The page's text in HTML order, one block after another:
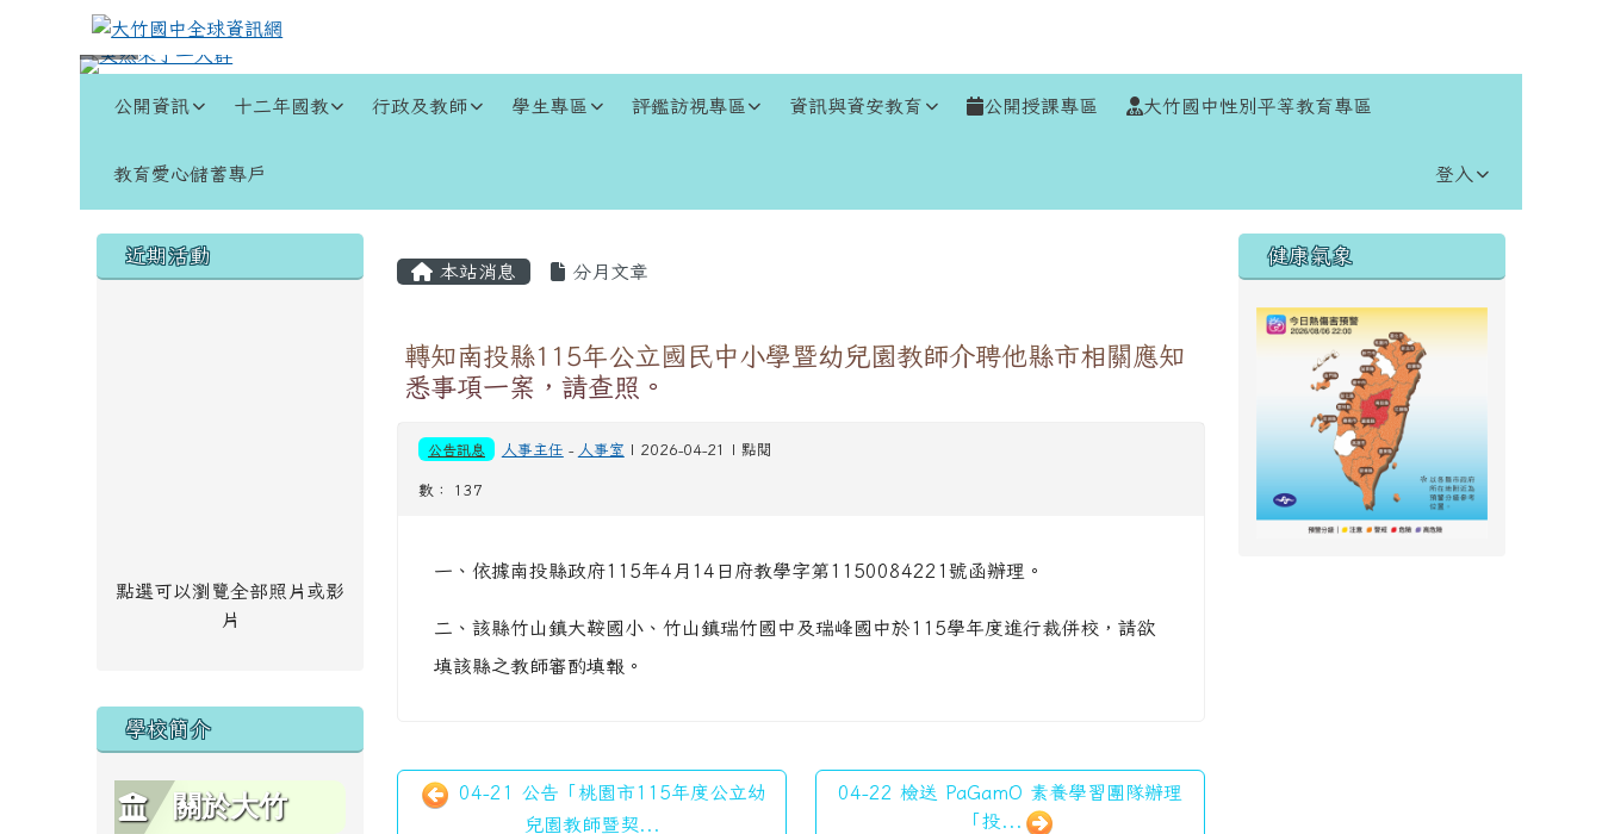
跳至主內容區
大竹國中全球資訊網
公開資訊 十二年國教 行政及教師 學生專區 評鑑訪視專區 資訊與資安教育 公開授課專區 大竹國中性別平等教育專區
教育愛心儲蓄專戶 登入
左邊區域內容
近期活動
點選可以瀏覽全部照片或影
片
學校簡介
關於大竹
主內容區域
本站消息 分月文章
轉知南投縣115年公立國民中小學暨幼兒園教師介聘他縣市相關應知
悉事項一案，請查照。
公告訊息 人事主任 - 人事室 | 2026-04-21 | 點閱
數： 137
一、依據南投縣政府115年4月14日府教學字第1150084221號函辦理。
二、該縣竹山鎮大鞍國小、竹山鎮瑞竹國中及瑞峰國中於115學年度進行裁併校，請欲
填該縣之教師審酌填報。
04-21 公告「桃園市115年度公立幼
兒園教師暨契...
04-22 檢送 PaGamO 素養學習團隊辦理
「投...
右邊區域內容
健康氣象
頁尾區域